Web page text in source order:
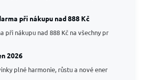
při nákupu nad 888 Kč
při nákupu nad 888 Kč na všechny pr
2026
plné harmonie, růstu a nové ener